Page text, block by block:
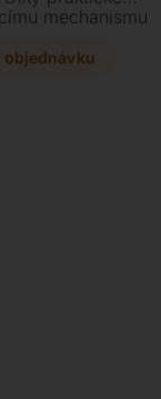
mechanismu
stolování
objednávku